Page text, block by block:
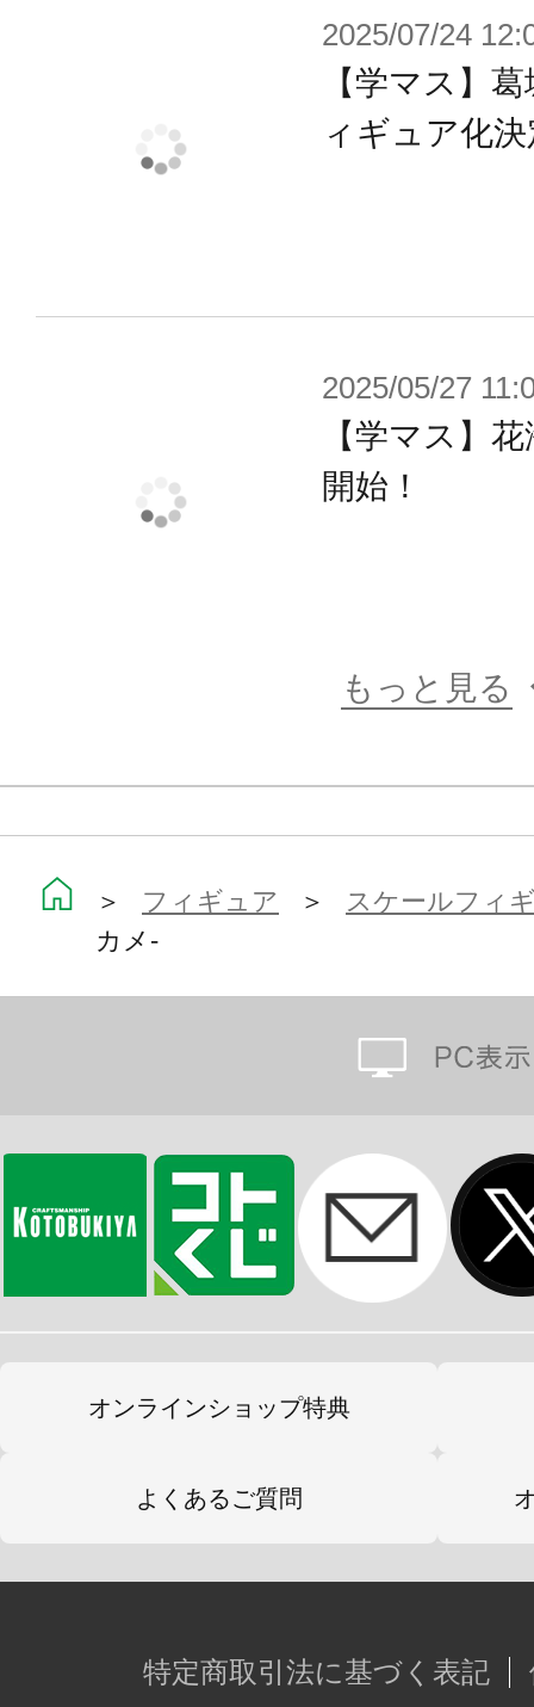
2025/07/24
【学マス】
ィギュア化
2025/05/27
【学マス】
開始！
もっと見る
＞ フィギュア ＞ スケールフィ
カメ-
オンラインショップ特典
よくあるご質問
特定商取引法に基づく表記